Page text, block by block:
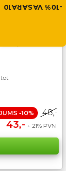
-10% VASARA10
417 ×
-10% 48,-
43,- + 21% PVN